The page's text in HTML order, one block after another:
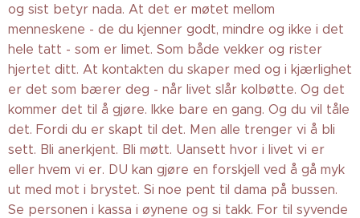
og sist betyr nada. At det er møtet mellom
menneskene - de du kjenner godt, mindre og ikke i det
hele tatt - som er limet. Som både vekker og rister
hjertet ditt. At kontakten du skaper med og i kjærlighet
er det som bærer deg - når livet slår kolbøtte. Og det
kommer det til å gjøre. Ikke bare en gang. Og du vil tåle
det. Fordi du er skapt til det. Men alle trenger vi å bli
sett. Bli anerkjent. Bli møtt. Uansett hvor i livet vi er
eller hvem vi er. DU kan gjøre en forskjell ved å gå myk
ut med mot i brystet. Si noe pent til dama på bussen.
Se personen i kassa i øynene og si takk. For til syvende